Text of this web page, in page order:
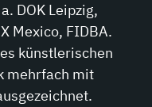
DOK Leipzig,
Mexico, FIDBA.
künstlerischen
mehrfach mit